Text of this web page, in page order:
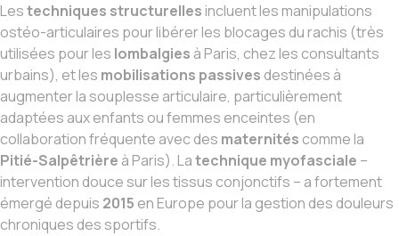
Lestechniques structurelles incluent les manipulations
ostéo-articulaires pour libérer les blocages du rachis (très
utilisées pour les lombalgies à Paris, chez les consultants
urbains), et les mobilisations passives destinées à
augmenter la souplesse articulaire, particulièrement
adaptées aux enfants ou femmes enceintes (en
collaboration fréquente avec des maternités comme la
Pitié-Salpêtrière à Paris). Latechnique myofasciale –
intervention douce sur les tissus conjonctifs – a fortement
émergé depuis 2015 en Europe pour la gestion des douleurs
chroniques des sportifs.